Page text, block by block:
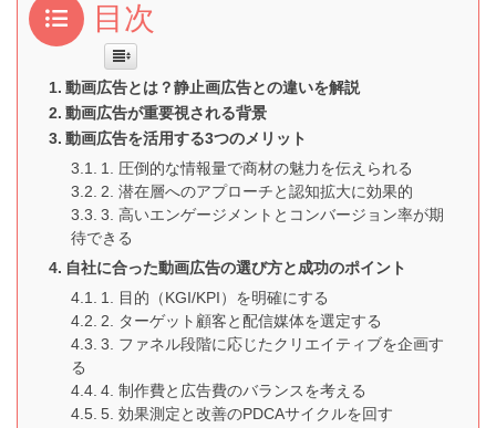
目次
動画広告とは？静止画広告との違いを解説
動画広告が重要視される背景
動画広告を活用する3つのメリット
1. 圧倒的な情報量で商材の魅力を伝えられる
2. 潜在層へのアプローチと認知拡大に効果的
3. 高いエンゲージメントとコンバージョン率が期
待できる
自社に合った動画広告の選び方と成功のポイント
1. 目的（KGI/KPI）を明確にする
2. ターゲット顧客と配信媒体を選定する
3. ファネル段階に応じたクリエイティブを企画す
る
4. 制作費と広告費のバランスを考える
5. 効果測定と改善のPDCAサイクルを回す